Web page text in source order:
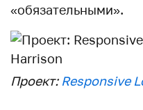
«обязательными».
Проект: Responsive